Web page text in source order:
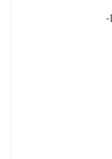
-